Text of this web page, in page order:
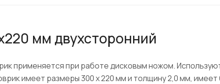
мм двухсторонний
применяется при работе дисковым ножом.
имеет размеры 300 х 220 мм и толщину 2,0 мм,